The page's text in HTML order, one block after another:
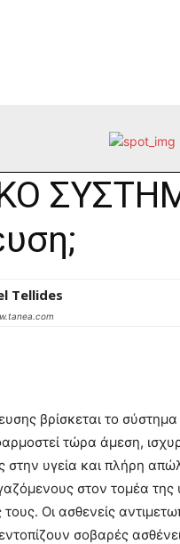
Tellides
βρίσκεται το
τώρα άμεση,
στην υγεία και πλήρη
στον τομέα της
τους. Οι ασθενείς
εντοπίζουν σοβαρές